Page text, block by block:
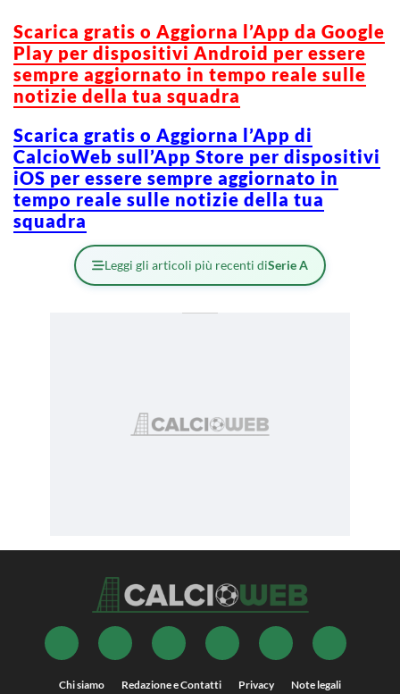
Scarica gratis o Aggiorna l’App da Google
Play per dispositivi Android per essere
sempre aggiornato in tempo reale sulle
notizie della tua squadra
Scarica gratis o Aggiorna l’App di
CalcioWeb sull’App Store per dispositivi
iOS per essere sempre aggiornato in
tempo reale sulle notizie della tua
squadra
Leggi gli articoli più recenti diSerie A
Chi siamo Redazione e Contatti Privacy Note legali